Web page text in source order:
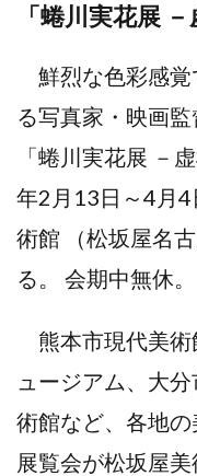
「蜷川実花展
鮮烈な色彩感覚
る写真家・映画
「蜷川実花展 －
年2月13日～4月4
術館 （松坂屋名
る。 会期中無休。
熊本市現代美術
ュージアム、大
術館など、各地
展覧会が松坂屋